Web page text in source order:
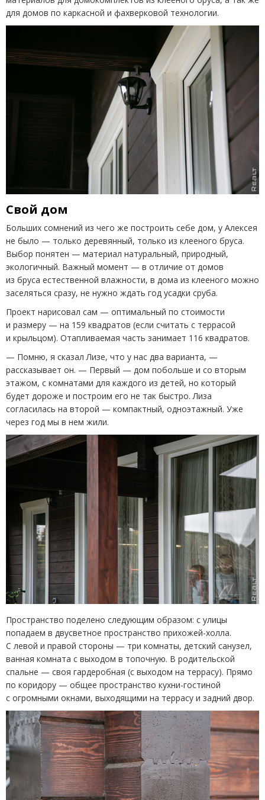
для домов по каркасной и фахверковой технологии.
Свой дом
Больших сомнений из чего же построить себе дом, у Алексея
не было — только деревянный, только из клееного бруса.
Выбор понятен — материал натуральный, природный,
экологичный. Важный момент — в отличие от домов
из бруса естественной влажности, в дома из клееного можно
заселяться сразу, не нужно ждать год усадки сруба.
Проект нарисовал сам — оптимальный по стоимости
и размеру — на 159 квадратов (если считать с террасой
и крыльцом). Отапливаемая часть занимает 116 квадратов.
— Помню, я сказал Лизе, что у нас два варианта, —
рассказывает он. — Первый — дом побольше и со вторым
этажом, с комнатами для каждого из детей, но который
будет дороже и построим его не так быстро. Лиза
согласилась на второй — компактный, одноэтажный. Уже
через год мы в нем жили.
Пространство поделено следующим образом: с улицы
попадаем в двусветное пространство прихожей-холла.
С левой и правой стороны — три комнаты, детский санузел,
ванная комната с выходом в топочную. В родительской
спальне — своя гардеробная (с выходом на террасу). Прямо
по коридору — общее пространство кухни-гостиной
с огромными окнами, выходящими на террасу и задний двор.